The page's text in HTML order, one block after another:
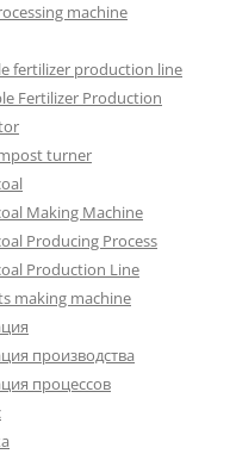
machine
fertilizer production line
Fertilizer Production
turner
Making Machine
Producing Process
Production Line
making machine
производства
процессов